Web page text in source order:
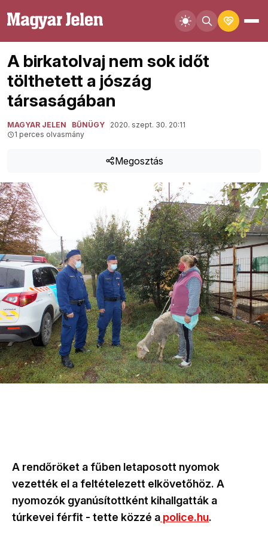
A birkatolvaj nem sok időt
tölthetett a jószág
társaságában
MAGYAR JELEN BŰNÜGY
2020. szept. 30. 20:11
1 perces olvasmány
Megosztás
A rendőröket a fűben letaposott nyomok
vezették el a feltételezett elkövetőhöz. A
nyomozók gyanúsítottként kihallgatták a
túrkevei férfit - tette közzé a police.hu.